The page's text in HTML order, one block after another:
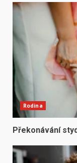
Rodina
Překonávání